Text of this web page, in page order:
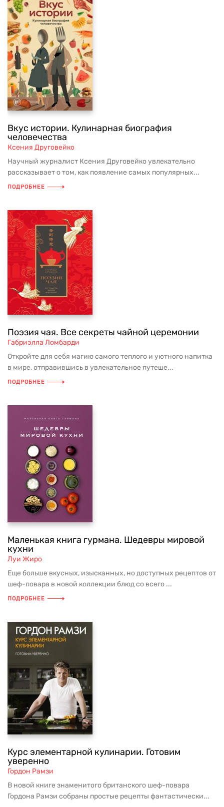
Вкус истории. Кулинарная биография
человечества
Ксения Друговейко
Научный журналист Ксения Друговейко увлекательно
рассказывает о том, как появление самых популярных...
ПОДРОБНЕЕ
Поэзия чая. Все секреты чайной церемонии
Габриэлла Ломбарди
Откройте для себя магию самого теплого и уютного напитка
в мире, отправившись в увлекательное путеше...
ПОДРОБНЕЕ
Маленькая книга гурмана. Шедевры мировой
кухни
Луи Жиро
Еще больше вкусных, изысканных, но доступных рецептов от
шеф-повара в новой коллекции блюд со всего ...
ПОДРОБНЕЕ
Курс элементарной кулинарии. Готовим
уверенно
Гордон Рамзи
В новой книге знаменитого британского шеф-повара
Гордона Рамзи собраны простые рецепты фантастически...